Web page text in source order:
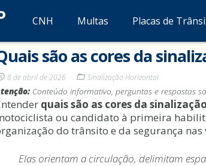
CNH Multas Placas de
são as cores da
8 de abril de 2026 Sinalização Horizontal
Conteúdo informativo, perguntas e respostas
quais são as cores da
ou candidato à primeira
do trânsito e da segurança nas
Elas orientam a circulação, delimitam